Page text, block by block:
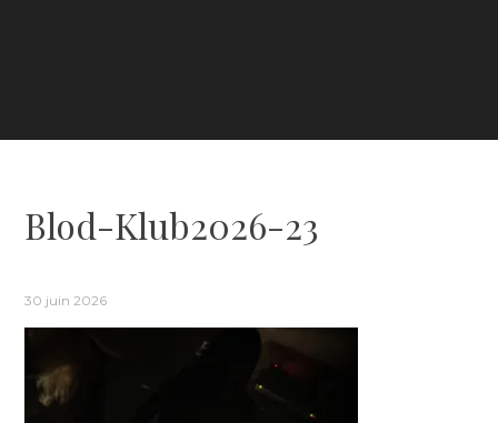
Blod-Klub2026-23
30 juin 2026